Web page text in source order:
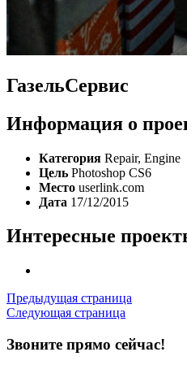
ГазельСервис
Информация о
Категория Repair, Engine
Цель Photoshop CS6
Место userlink.com
Дата 17/12/2015
Интересные
Предыдущая страница
Следующая страница
Звоните прямо сейчас!